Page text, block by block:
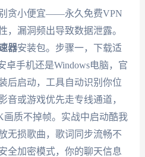
贪小便宜——永久免费VPN
，漏洞频出导致数据泄露。
器安装包。步骤一，下载适
卓手机还是Windows电脑，官
后启动，工具自动识别你位
音或游戏优先走专线通道，
画质不掉帧。实战中启动酷我
无损歌曲，歌词同步流畅不
全加密模式，你的聊天信息